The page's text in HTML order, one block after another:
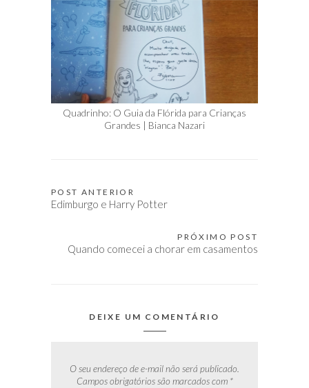
Quadrinho: O Guia da Flórida para Crianças
Grandes | Bianca Nazari
Navegação
POST ANTERIOR
Edimburgo e Harry Potter
PRÓXIMO POST
Quando comecei a chorar em casamentos
DEIXE UM COMENTÁRIO
O seu endereço de e-mail não será publicado.
Campos obrigatórios são marcados com *